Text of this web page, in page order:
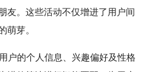
友。这些活动不仅增进了用户间
萌芽。
户的个人信息、兴趣偏好及性格